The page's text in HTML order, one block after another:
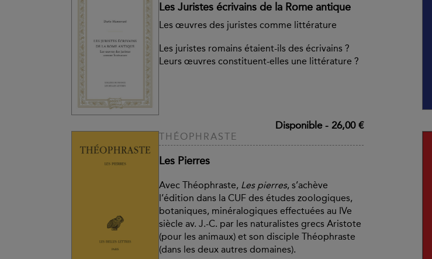
Les Juristes écrivains de la Rome antique
Les œuvres des juristes comme littérature
Les juristes romains étaient-ils des écrivains ?
Leurs œuvres constituent-elles une littérature ?
Disponible- 26,00 €
THÉOPHRASTE
Les Pierres
Avec Théophraste, Les pierres, s’achève
l’édition dans la CUF des études zoologiques,
botaniques, minéralogiques effectuées au IVe
siècle av. J.-C. par les naturalistes grecs Aristote
(pour les animaux) et son disciple Théophraste
(dans les deux autres domaines).